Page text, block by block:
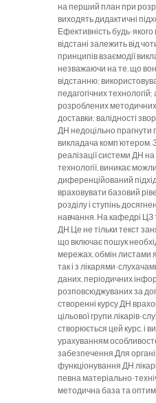
на перший план при
виходять дидактичні
Ефективність будь-
відстані залежить від
принципів взаємодії
незважаючи на те, що
відстанню;
педагогічних технологій;
розроблених методичних
доставки; валідності
ДН недоцільно прагнути
викладача комп’ютером.
реалізації системи ДН
технології, виникає
диференційований
враховувати базовий
розділу і ступінь
навчання. На кафедрі ЦЗ
ДН.Це не тільки текст
що включає пошук
мережах, обмін листами
так і з лікарями-
даних, періодичних
розповсюджуваних за
створенні курсу ДН
цільової групи лікарів-
створюється цей курс, і
урахуванням
забезпечення.Для
функціонування ДН
певна матеріально-
методична база та